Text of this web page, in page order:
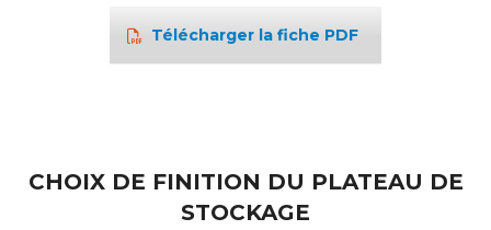
Télécharger la fiche PDF
CHOIX DE FINITION DU PLATEAU DE
STOCKAGE